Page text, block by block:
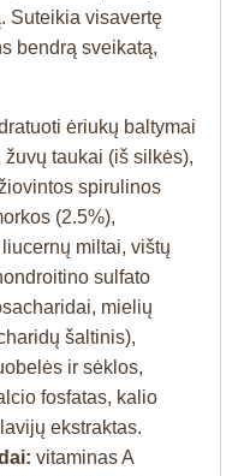
Suteikia visavertę
bendrą sveikatą,
ėriukų baltymai
taukai (iš silkės),
spirulinos
(2.5%),
miltai, vištų
sulfato
mielių
šaltinis),
ir sėklos,
fosfatas, kalio
ekstraktas.
vitaminas A